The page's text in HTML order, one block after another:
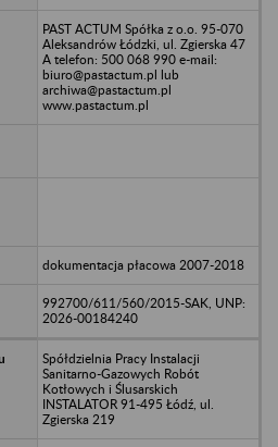
PAST ACTUM Spółka z o.o. 95-070
Aleksandrów Łódzki, ul. Zgierska 47
A telefon: 500 068 990 e-mail:
biuro@pastactum.pl lub
archiwa@pastactum.pl
www.pastactum.pl
dokumentacja płacowa 2007-2018
992700/611/560/2015-SAK, UNP:
2026-00184240
Spółdzielnia Pracy Instalacji
Sanitarno-Gazowych Robót
Kotłowych i Ślusarskich
INSTALATOR 91-495 Łódź, ul.
Zgierska 219